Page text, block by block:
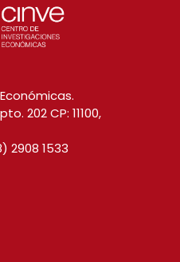
202 CP: 11100,
2908 1533